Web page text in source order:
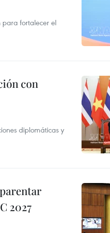
para fortalecer el
con
diplomáticas y
2027